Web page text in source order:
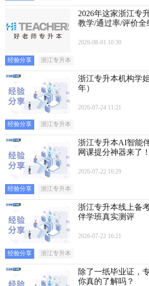
2026年这家浙江专
教学/通过率/评价全
2026-08-01 10:30
经验分享 浙江专升本
浙江专升本机构学
年）
2026-07-24 11:21
经验分享 浙江专升本
浙江专升本AI智能
网课提分神器来了！
2026-07-22 16:29
经验分享 浙江专升本
浙江专升本线上备
伴学班真实测评
2026-07-22 16:21
经验分享 浙江专升本
除了一纸毕业证，
你真的了解吗？